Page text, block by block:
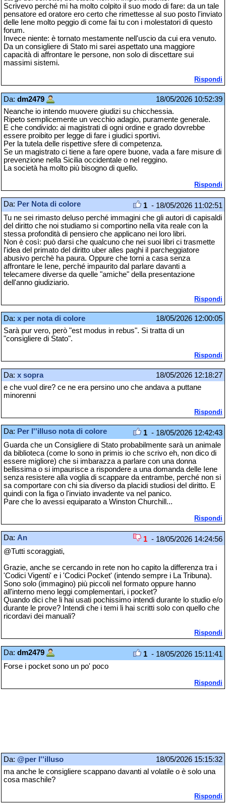
Scrivevo perché mi ha molto colpito il suo modo di fare: da un tale
pensatore ed oratore ero certo che rimettesse al suo posto l'inviato
delle Iene molto peggio di come fai tu con i molestatori di questo
forum.
Invece niente: è tornato mestamente nell'uscio da cui era venuto.
Da un consigliere di Stato mi sarei aspettato una maggiore
capacità di affrontare le persone, non solo di discettare sui
massimi sistemi.
Rispondi
Da: dm2479
18/05/2026 10:52:39
Neanche io intendo muovere giudizi su chicchessia.
Ripeto semplicemente un vecchio adagio, puramente generale.
E che condivido: ai magistrati di ogni ordine e grado dovrebbe
essere proibito per legge di fare i giudici sportivi.
Per la tutela delle rispettive sfere di competenza.
Se un magistrato ci tiene a fare opere buone, vada a fare misure di
prevenzione nella Sicilia occidentale o nel reggino.
La società ha molto più bisogno di quello.
Rispondi
Da: Per Nota di colore 1 - 18/05/2026 11:02:51
Tu ne sei rimasto deluso perché immagini che gli autori di capisaldi
del diritto che noi studiamo si comportino nella vita reale con la
stessa profondità di pensiero che applicano nei loro libri.
Non è così: può darsi che qualcuno che nei suoi libri ci trasmette
l'idea del primato del diritto uber alles paghi il parcheggiatore
abusivo perchè ha paura. Oppure che torni a casa senza
affrontare le Iene, perché impaurito dal parlare davanti a
telecamere diverse da quelle "amiche" della presentazione
dell'anno giudiziario.
Rispondi
Da: x per nota di colore
18/05/2026 12:00:05
Sarà pur vero, però "est modus in rebus". Si tratta di un
"consigliere di Stato".
Rispondi
Da: x sopra
18/05/2026 12:18:27
e che vuol dire? ce ne era persino uno che andava a puttane
minorenni
Rispondi
Da: Per l''illuso nota di colore 1 - 18/05/2026 12:42:43
Guarda che un Consigliere di Stato probabilmente sarà un animale
da biblioteca (come lo sono in primis io che scrivo eh, non dico di
essere migliore) che si imbarazza a parlare con una donna
bellissima o si impaurisce a rispondere a una domanda delle Iene
senza resistere alla voglia di scappare da entrambe, perché non si
sa comportare con chi sia diverso da placidi studiosi del diritto. E
quindi con la figa o l'inviato invadente va nel panico.
Pare che lo avessi equiparato a Winston Churchill...
Rispondi
Da: An 1 - 18/05/2026 14:24:56
@Tutti scoraggiati,
Grazie, anche se cercando in rete non ho capito la differenza tra i
'Codici Vigenti' e i 'Codici Pocket' (intendo sempre i La Tribuna).
Sono solo (immagino) più piccoli nel formato oppure hanno
all'interno meno leggi complementari, i pocket?
Quando dici che li hai usati pochissimo intendi durante lo studio e/o
durante le prove? Intendi che i temi li hai scritti solo con quello che
ricordavi dei manuali?
Rispondi
Da: dm2479 1 - 18/05/2026 15:11:41
Forse i pocket sono un po' poco
Rispondi
Da: @per l''illuso
18/05/2026 15:15:32
ma anche le consigliere scappano davanti al volatile o è solo una
cosa maschile?
Rispondi